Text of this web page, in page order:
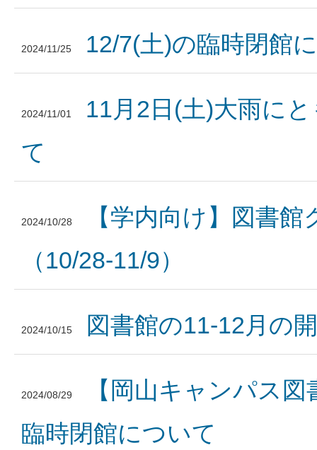
2024/11/25 12/7(土)の臨時閉館
2024/11/01
11月2日(土)大雨に
て
2024/10/28
【学内向け】図書
（10/28-11/9）
2024/10/15 図書館の11-12月の
2024/08/29
【岡山キャンパス
臨時閉館について